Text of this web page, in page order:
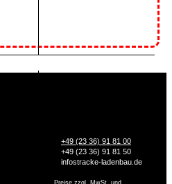
+49 (23 36) 91 81 00
+49 (23 36) 91 81 50
infostracke-ladenbau.de
Preise zzgl. MwSt. und